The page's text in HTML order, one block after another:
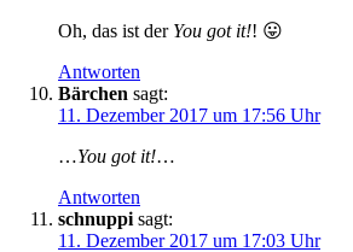
Oh, das ist der You got it!! 😛
Antworten
Bärchen sagt:
11. Dezember 2017 um 17:56 Uhr
…You got it!…
Antworten
schnuppi sagt:
11. Dezember 2017 um 17:03 Uhr